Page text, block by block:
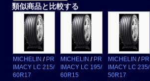
類似商品と比較する
MICHELIN / PR
IMACY LC 215/
60R17
MICHELIN / PR
IMACY LC 195/
60R15
MICHELIN / PR
IMACY LC 235/
50R17